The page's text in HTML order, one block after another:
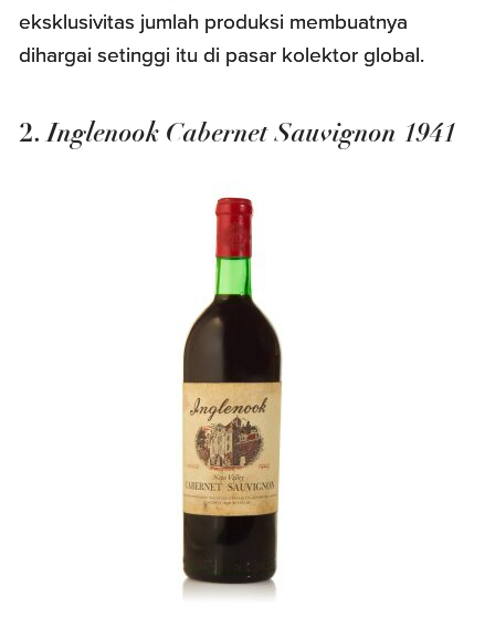
eksklusivitas jumlah produksi membuatnya
dihargai setinggi itu di pasar kolektor global.
2.Inglenook Cabernet Sauvignon 1941